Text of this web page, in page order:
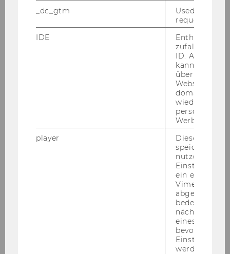
_dc_gtm
Used to
request rate.
IDE
Enthält eine
ID. Anhand
kann Google
über
Websites
Werbung
player
Dieses Cookie
speichert
ein
Vimeo-Video
abgespielt
bedeutet,
nächsten
eines Vimeo-
bevorzugten
werden.